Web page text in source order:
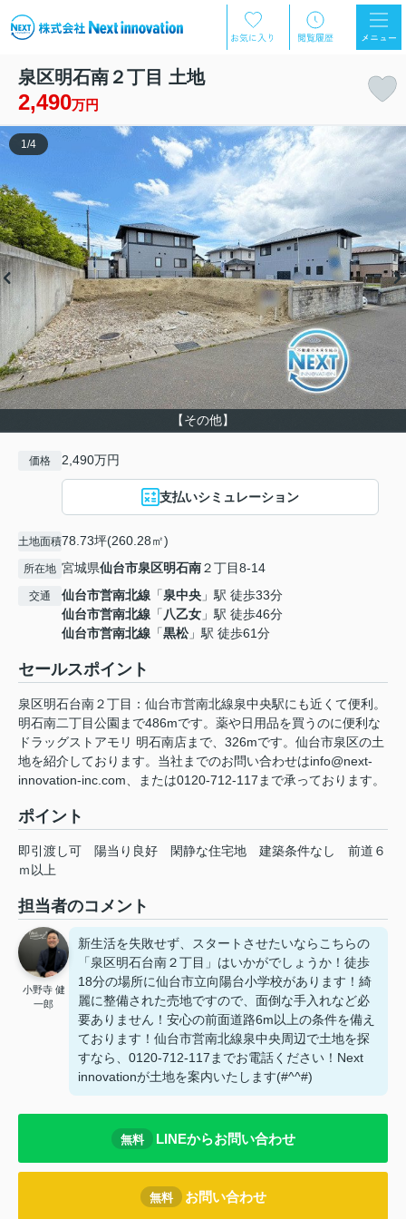
泉区明石南２丁目 土地
2,490万円
【その他】
1 /4
価格 2,490万円
支払いシミュレーション
土地面積78.73坪(260.28㎡)
所在地 宮城県仙台市泉区明石南２丁目8-14
交通 仙台市営南北線 「泉中央 」駅 徒歩33分
仙台市営南北線 「 八乙女 」駅 徒歩46分
仙台市営南北線 「黒松」駅 徒歩61分
セールスポイント
泉区明石台南２丁目：仙台市営南北線泉中央駅にも近くて便利。
明石南二丁目公園まで486mです。薬や日用品を買うのに便利な
ドラッグストアモリ 明石南店まで、326mです。仙台市泉区の土
地を紹介しております。当社までのお問い合わせはinfo@next-
innovation-inc.com、または0120-712-117まで承っております。
ポイント
即引渡し可 陽当り良好 閑静な住宅地 建築条件なし
前道６
ｍ以上
担当者のコメント
小野寺 健
一郎
新生活を失敗せず、スタートさせたいならこちらの
「泉区明石台南２丁目」はいかがでしょうか！徒歩
18分の場所に仙台市立向陽台小学校があります！綺
麗に整備された売地ですので、面倒な手入れなど必
要ありません！安心の前面道路6m以上の条件を備え
ております！仙台市営南北線泉中央周辺で土地を探
すなら、0120-712-117までお電話ください！Next
innovationが土地を案内いたします(#^^#)
無料 LINEからお問い合わせ
無料 お問い合わせ